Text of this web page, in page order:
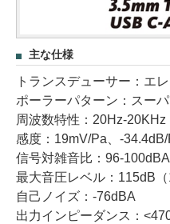
主な仕様
トランスデューサー：エ
ポーラーパターン：スー
周波数特性：20Hz-20KHz
感度：19mV/Pa、-34.4dB/
信号対雑音比：96-100dBA
最大音圧レベル：115dB（
自己ノイズ：-76dBA
出力インピーダンス：